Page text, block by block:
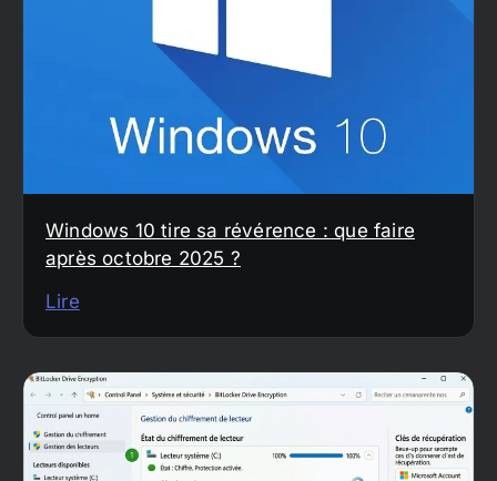
Windows 10 tire sa révérence : que faire
après octobre 2025 ?
Lire